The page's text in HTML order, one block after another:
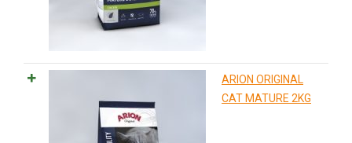
ARION ORIGINAL
CAT MATURE 2KG